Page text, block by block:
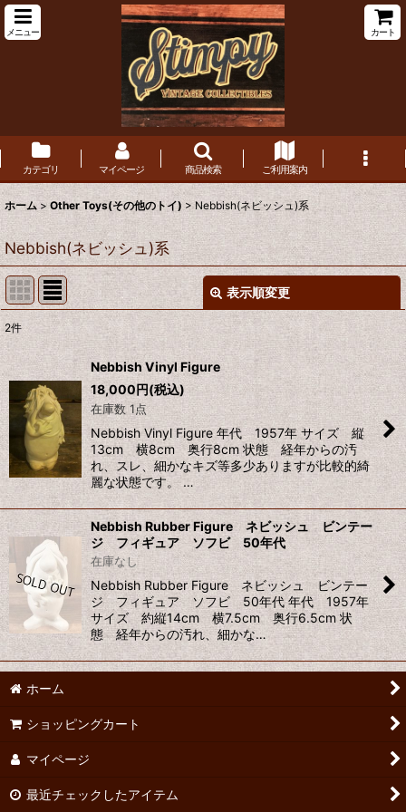
メニュー カート
カテゴリ マイページ 商品検索 ご利用案内
ホーム > Other Toys(その他のトイ) > Nebbish(ネビッシュ)系
Nebbish(ネビッシュ)系
表示順変更
表示数:
在庫あり
並び順
絞り込む
2件
Nebbish Vinyl Figure
18,000円(税込)
在庫数 1点
Nebbish Vinyl Figure 年代 1957年 サイズ 縦
13cm 横8cm 奥行8cm 状態 経年からの汚
れ、スレ、細かなキズ等多少ありますが比較的綺
麗な状態です。 …
Nebbish Rubber Figure ネビッシュ ビンテー
ジ フィギュア ソフビ 50年代
在庫なし
Nebbish Rubber Figure ネビッシュ ビンテー
ジ フィギュア ソフビ 50年代 年代 1957年
サイズ 約縦14cm 横7.5cm 奥行6.5cm 状
態 経年からの汚れ、細かな…
ホーム
ショッピングカート
マイページ
最近チェックしたアイテム